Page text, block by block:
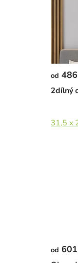
2dílný
od
31,5 x
od